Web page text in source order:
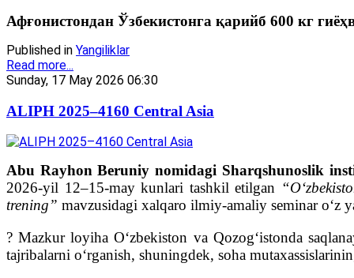
Афғонистондан Ўзбекистонга қарийб 600 кг
Published in Yangiliklar
Read more...
Sunday, 17 May 2026 06:30
ALIPH 2025–4160 Central Asia
Abu Rayhon Beruniy nomidagi Sharqshunoslik
2026-yil 12–15-may kunlari tashkil etilgan
trening” mavzusidagi xalqaro ilmiy-amaliy seminar o‘z
? Mazkur loyiha Oʻzbekiston va Qozogʻistonda
tajribalarni oʻrganish, shuningdek, soha